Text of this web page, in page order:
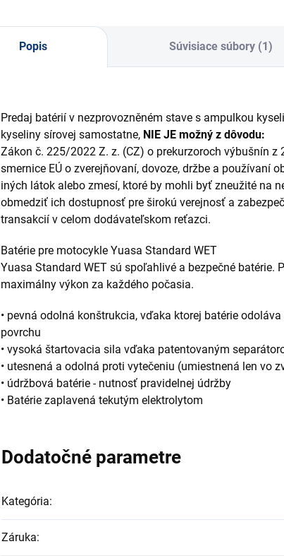
Popis Súvisiace súbory (1)
Predaj batérií v nezprovozněném stave s ampulkou
kyseliny sírovej samostatne, NIE JE možný z dôvodu:
Zákon č. 225/2022 Z. z. (CZ) o prekurzoroch výbušnín z
smernice EÚ o zverejňovaní, dovoze, držbe a používaní
iných látok alebo zmesí, ktoré by mohli byť zneužité na
obmedziť ich dostupnosť pre širokú verejnosť a
transakcií v celom dodávateľskom reťazci.
Batérie pre motocykle Yuasa Standard WET
Yuasa Standard WET sú spoľahlivé a bezpečné batérie.
maximálny výkon za každého počasia.
• pevná odolná konštrukcia, vďaka ktorej batérie
povrchu
• vysoká štartovacia sila vďaka patentovaným
• utesnená a odolná proti vytečeniu (umiestnená len vo
• údržbová batérie - nutnosť pravidelnej údržby
• Batérie zaplavená tekutým elektrolytom
Dodatočné parametre
Kategória:
Záruka: